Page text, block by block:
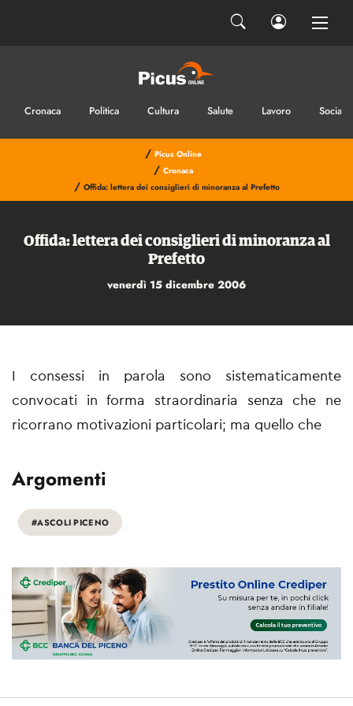
Cronaca Politica Cultura Salute Lavoro Sociale
/ Picus Online
/ Cronaca
/ Offida: lettera dei consiglieri di minoranza al Prefetto
Offida: lettera dei consiglieri di minoranza al
Prefetto
venerdì 15 dicembre 2006
I consessi in parola sono sistematicamente
convocati in forma straordinaria senza che ne
ricorrano motivazioni particolari; ma quello che
Argomenti
#ASCOLI PICENO